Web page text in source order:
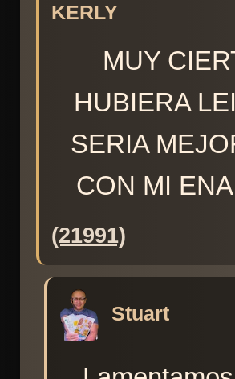
KERLY
MUY
HUBIERA
SERIA
CON MI
(21991)
Stuart